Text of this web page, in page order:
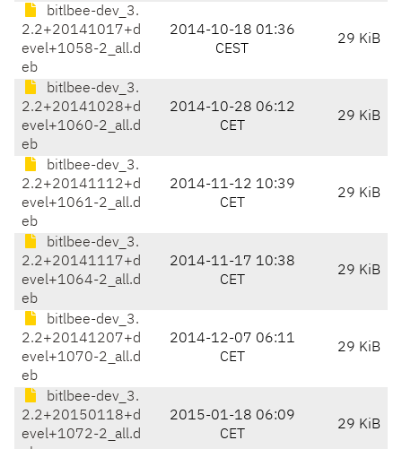
bitlbee-dev_3.
2.2+20141017+d
evel+1058-2_all.d
eb
2014-10-18 01:36
CEST
29 KiB
bitlbee-dev_3.
2.2+20141028+d
evel+1060-2_all.d
eb
2014-10-28 06:12
CET
29 KiB
bitlbee-dev_3.
2.2+20141112+d
evel+1061-2_all.d
eb
2014-11-12 10:39
CET
29 KiB
bitlbee-dev_3.
2.2+20141117+d
evel+1064-2_all.d
eb
2014-11-17 10:38
CET
29 KiB
bitlbee-dev_3.
2.2+20141207+d
evel+1070-2_all.d
eb
2014-12-07 06:11
CET
29 KiB
bitlbee-dev_3.
2.2+20150118+d
evel+1072-2_all.d
2015-01-18 06:09
CET
29 KiB